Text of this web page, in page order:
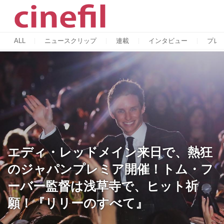
ALL ニュースクリップ 連載 インタビュー プレ
エディ・レッドメイン来日で、熱狂
のジャパンプレミア開催！トム・フ
ーバー監督は浅草寺で、ヒット祈
願！『リリーのすべて』